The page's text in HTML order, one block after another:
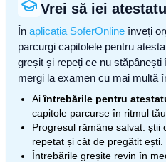
Vrei să iei
În aplicația SoferOnline înveți
parcurgi capitolele pentru
greșit și repeți ce nu
mergi la examen cu mai multă
Aiîntrebările pentru
capitole parcurse în ritmul tău.
Progresul rămâne salvat: știi
repetat și cât de pregătit ești.
Întrebările greșite revin în